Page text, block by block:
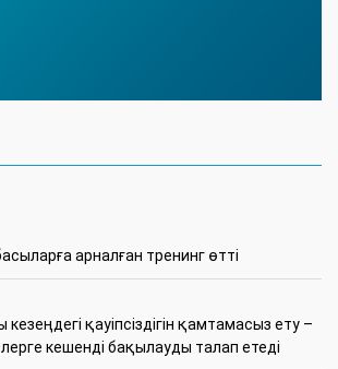
арналған тренинг өтті
қауіпсіздігін қамтамасыз ету –
кешенді бақылауды талап етеді